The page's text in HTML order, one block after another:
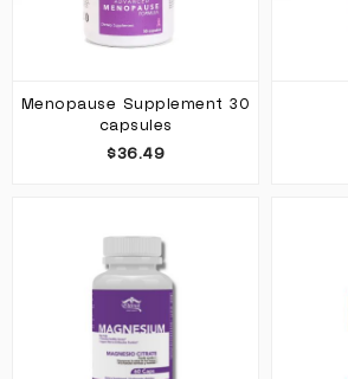
Menopause Supplement 30
capsules
$36.49